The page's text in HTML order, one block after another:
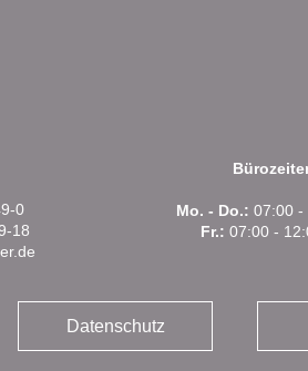
0
18
Mo. - Do.: 07:00 -
Fr.: 07:00 -
Datenschutz